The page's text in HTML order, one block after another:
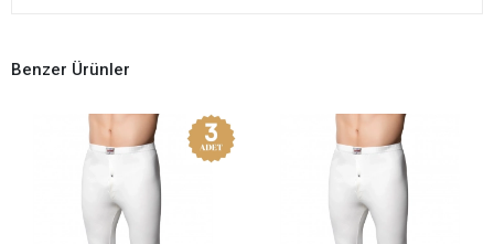
Benzer Ürünler